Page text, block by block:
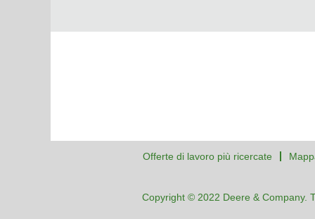
Offerte di lavoro più ricercate
Copyright © 2022 Deere & Company.